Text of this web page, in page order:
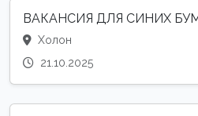
ВАКАНСИЯ ДЛЯ СИНИХ
Холон
21.10.2025